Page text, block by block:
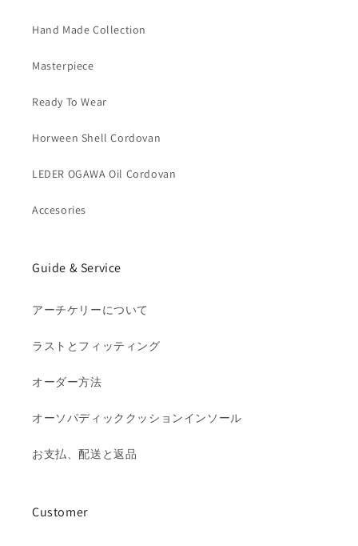
Hand Made Collection
Masterpiece
Ready To Wear
Horween Shell Cordovan
LEDER OGAWA Oil Cordovan
Accesories
Guide & Service
アーチケリーについて
ラストとフィッティング
オーダー方法
オーソパディッククッションインソール
お支払、配送と返品
Customer